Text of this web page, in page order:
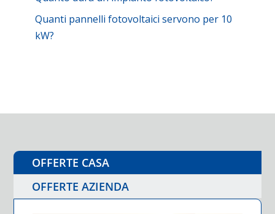
Quanti pannelli fotovoltaici servono per 10
kW?
OFFERTE CASA
OFFERTE AZIENDA